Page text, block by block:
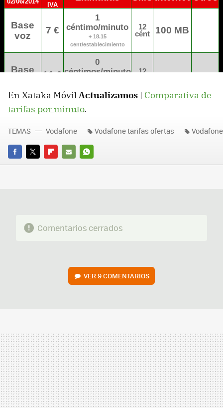
En Xataka MóvilActualizamos | Comparativa de
tarifas por minuto.
FACEBOOK
TWITTERFLIPBOARD
E-
WHATSAPP
TEMAS Vodafone Vodafone tarifas ofertas
Comentarios cerrados
VER9 COMENTARIOS